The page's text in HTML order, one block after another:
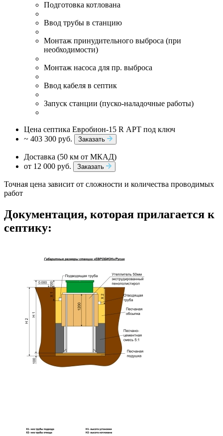
Подготовка котлована
Ввод трубы в станцию
Монтаж принудительного выброса (при
необходимости)
Монтаж насоса для пр. выброса
Ввод кабеля в септик
Запуск станции (пуско-наладочные работы)
Цена септика Евробион-15 R АРТ под ключ
~ 403 300 руб.
Заказать
Доставка (50 км от МКАД)
от 12 000 руб.
Заказать
Точная цена зависит от сложности и количества проводимых
работ
Документация, которая прилагается к
септику: